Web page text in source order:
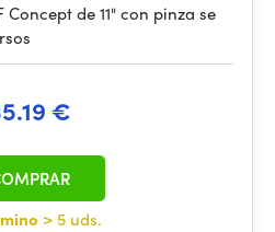
de 11" con pinza se
€
> 5 uds.